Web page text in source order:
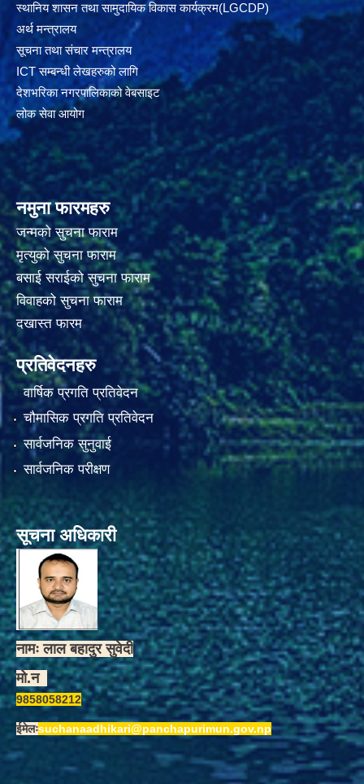
स्थानिय शासन तथा सामुदायिक विकास कार्यक्रम(LGCDP)
अर्थ मन्त्रालय
सूचना तथा संचार मन्त्रालय
ICT सम्बन्धी लेखहरुको लागि
देशभरिका नगरपालिकाको वेबसाइट
लोक सेवा आयोग
नमुना फारमहरु
जन्मको सुचना फाराम
मृत्युको सुचना फाराम
बसाई सराईको सुचना फाराम
विवाहको सुचना फाराम
दखास्त फारम
प्रतिवेदनहरु
वार्षिक प्रगति प्रतिवेदन
चौमासिक प्रगति प्रतिवेदन
सार्वजनिक सुनुवाई
सार्वजनिक परीक्षण
सूचना अधिकारी
नामः लाल बहादुर सुवेदी
मो.न
9858058212
ईमेलःsuchanaadhikari@panchapurimun.gov.np